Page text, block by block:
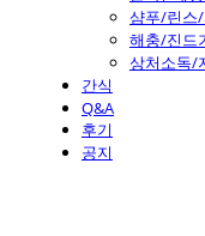
샴푸/린스
해충/진드
상처소독/
간식
Q&A
후기
공지